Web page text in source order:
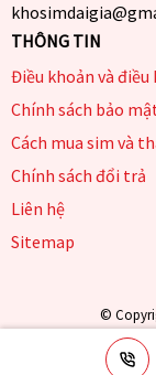
THÔNG TIN
Điều khoản và điều
Chính sách bảo
Cách mua sim và
Chính sách đổi trả
Liên hệ
Sitemap
©